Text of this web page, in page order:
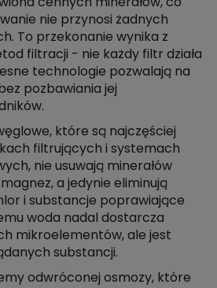
nie przynosi żadnych
To przekonanie wynika z
filtracji - nie każdy filtr działa
technologie pozwalają na
pozbawiania jej
które są najczęściej
filtrujących i systemach
nie usuwają minerałów
a jedynie eliminują
i substancje poprawiające
woda nadal dostarcza
mikroelementów, ale jest
substancji.
odwróconej osmozy, które